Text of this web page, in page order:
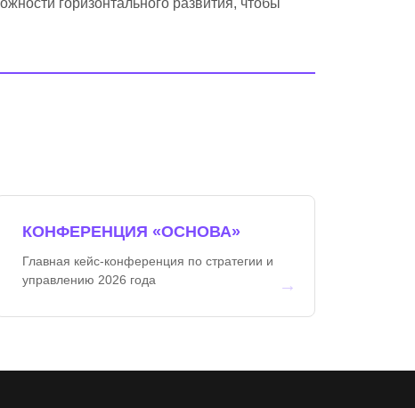
горизонтального развития, чтобы
КОНФЕРЕНЦИЯ «ОСНОВА»
Главная кейс-конференция по стратегии и
управлению 2026 года